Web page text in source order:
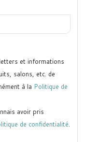
et informations
salons, etc. de
à la Politique de
avoir pris
de confidentialité.